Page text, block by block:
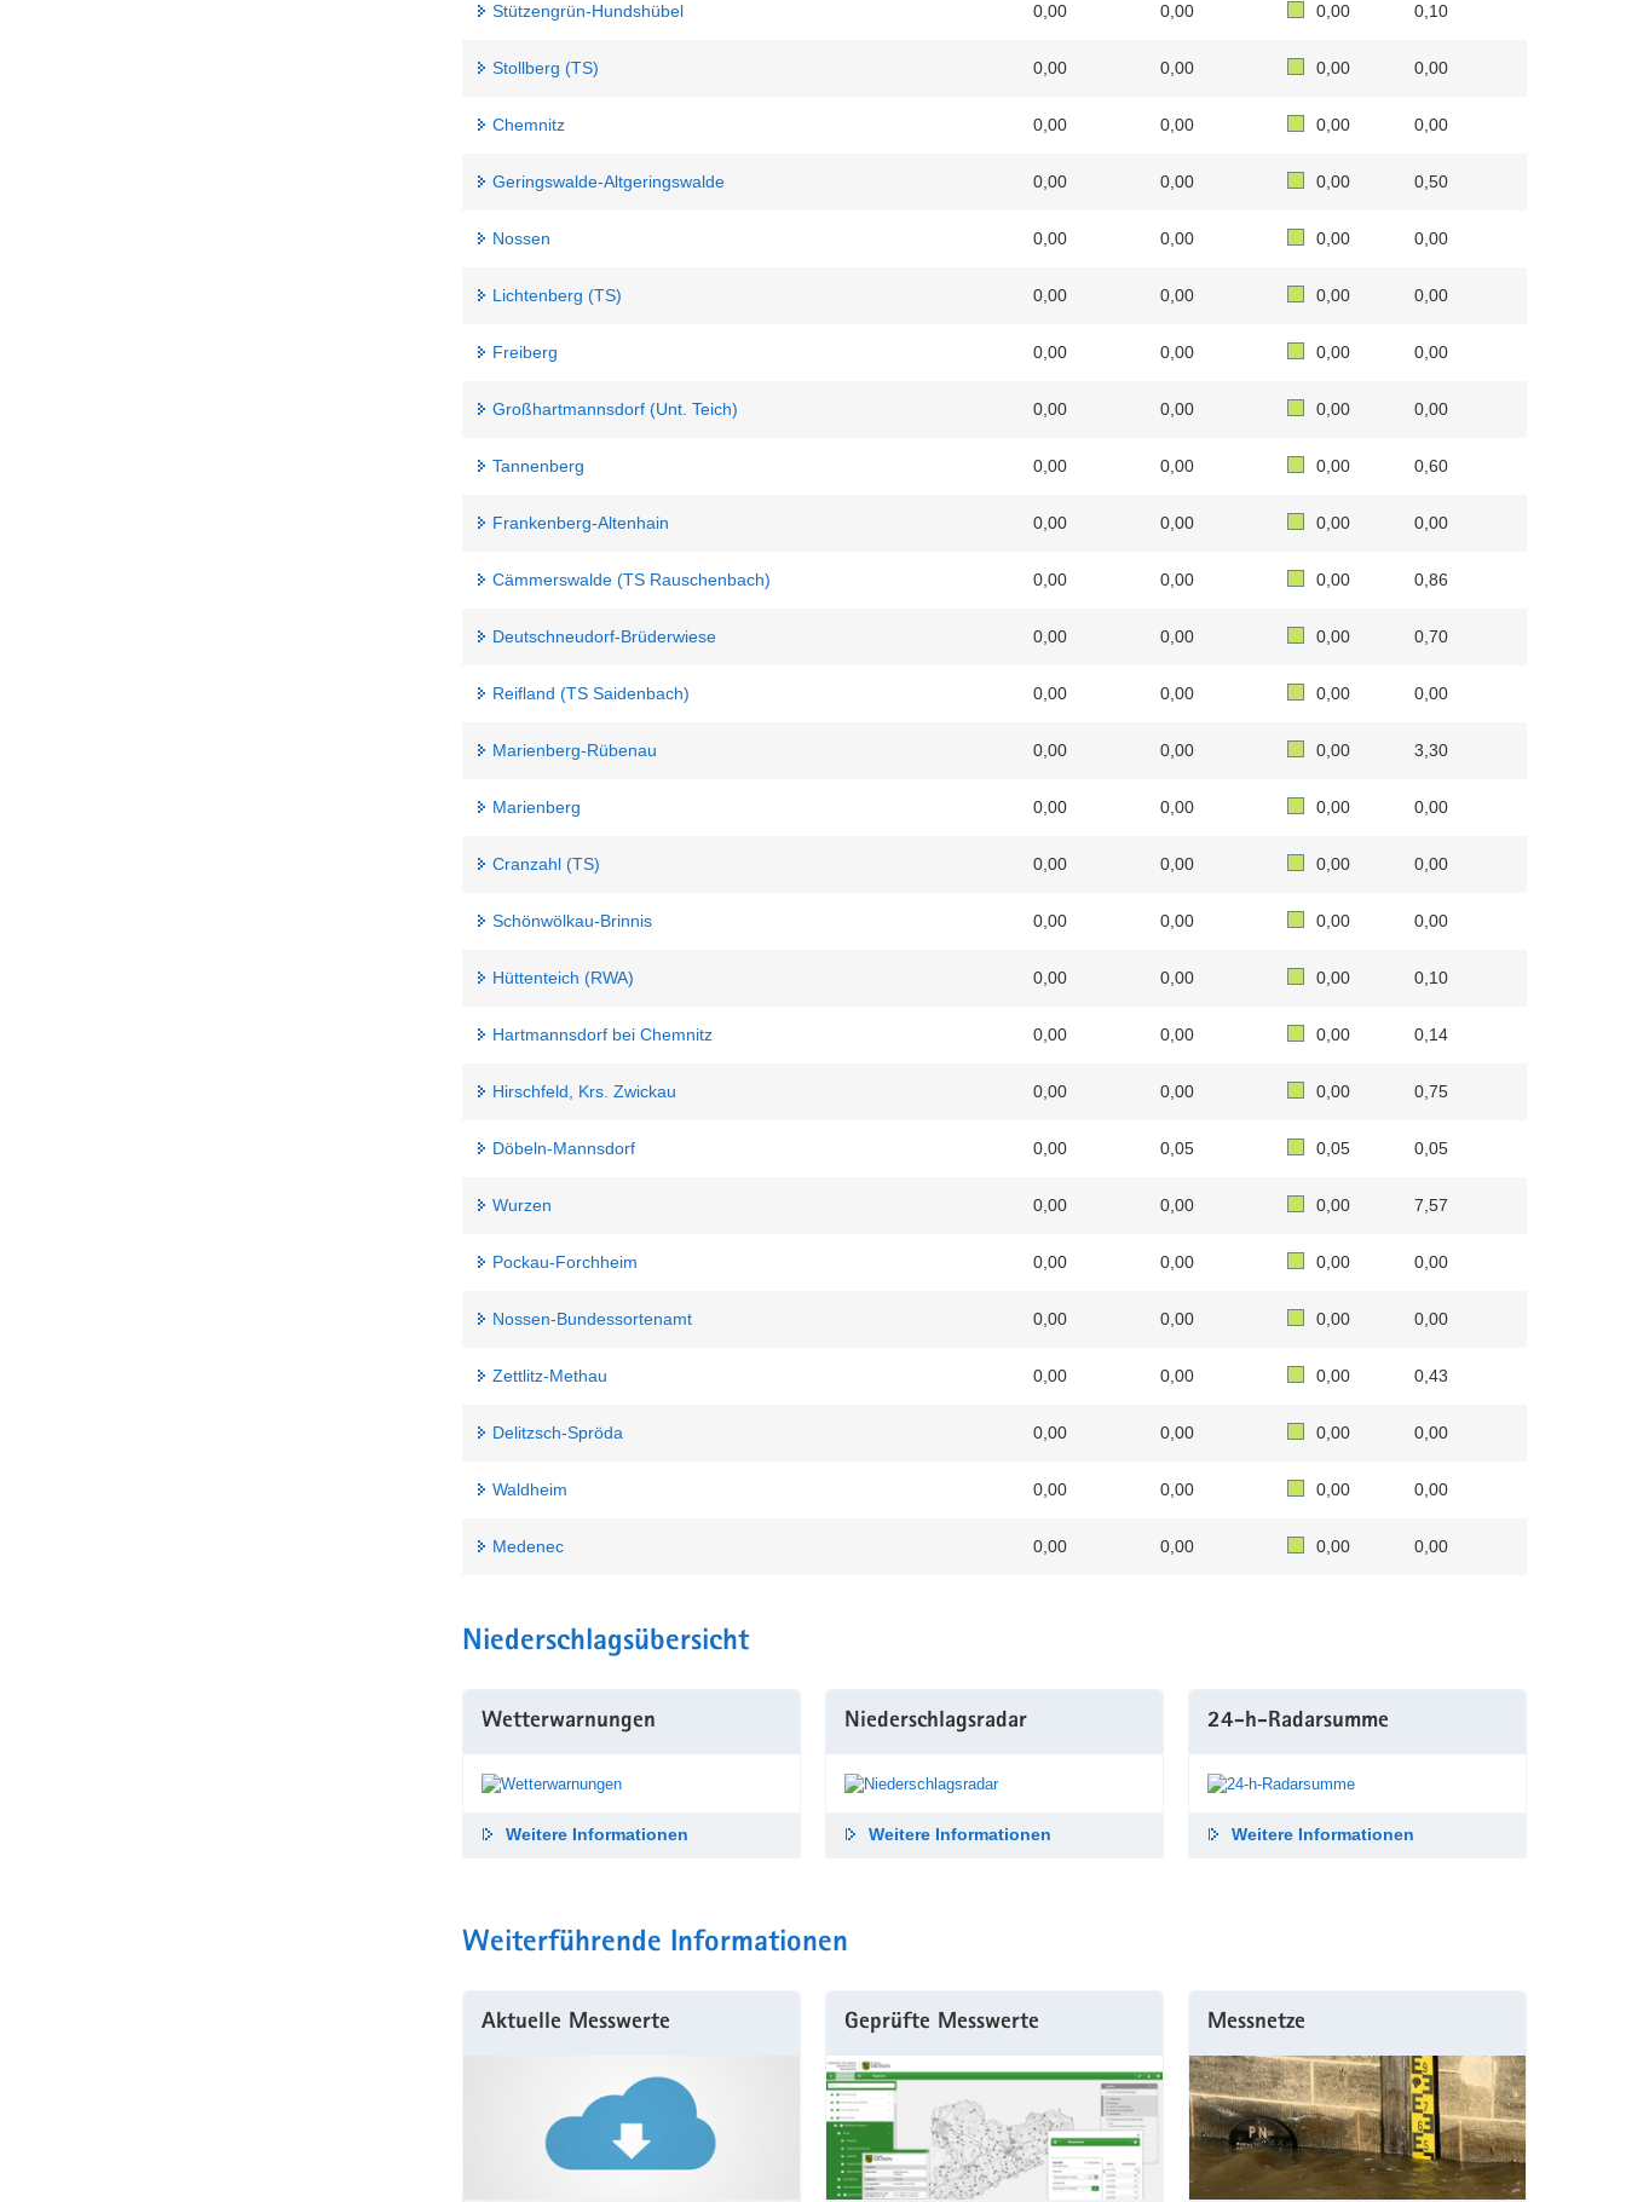
Stützengrün-Hundshübel 0,00 0,00 0,00 0,10
Stollberg (TS) 0,00 0,00 0,00 0,00
Chemnitz 0,00 0,00 0,00 0,00
Geringswalde-Altgeringswalde 0,00 0,00 0,00 0,50
Nossen 0,00 0,00 0,00 0,00
Lichtenberg (TS) 0,00 0,00 0,00 0,00
Freiberg 0,00 0,00 0,00 0,00
Großhartmannsdorf (Unt. Teich) 0,00 0,00 0,00 0,00
Tannenberg 0,00 0,00 0,00 0,60
Frankenberg-Altenhain 0,00 0,00 0,00 0,00
Cämmerswalde (TS Rauschenbach) 0,00 0,00 0,00 0,86
Deutschneudorf-Brüderwiese 0,00 0,00 0,00 0,70
Reifland (TS Saidenbach) 0,00 0,00 0,00 0,00
Marienberg-Rübenau 0,00 0,00 0,00 3,30
Marienberg 0,00 0,00 0,00 0,00
Cranzahl (TS) 0,00 0,00 0,00 0,00
Schönwölkau-Brinnis 0,00 0,00 0,00 0,00
Hüttenteich (RWA) 0,00 0,00 0,00 0,10
Hartmannsdorf bei Chemnitz 0,00 0,00 0,00 0,14
Hirschfeld, Krs. Zwickau 0,00 0,00 0,00 0,75
Döbeln-Mannsdorf 0,00 0,05 0,05 0,05
Wurzen 0,00 0,00 0,00 7,57
Pockau-Forchheim 0,00 0,00 0,00 0,00
Nossen-Bundessortenamt 0,00 0,00 0,00 0,00
Zettlitz-Methau 0,00 0,00 0,00 0,43
Delitzsch-Spröda 0,00 0,00 0,00 0,00
Waldheim 0,00 0,00 0,00 0,00
Medenec 0,00 0,00 0,00 0,00
Niederschlags­übersicht
Wetterwarnungen
Weitere Informationen
Niederschlags­radar
Weitere Informationen
24-h-Radar­summe
Weitere Informationen
Weiterführende Informationen
Aktuelle Messwerte Geprüfte Messwerte Messnetze